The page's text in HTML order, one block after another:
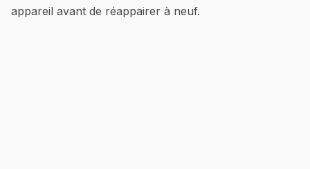
appareil avant de réappairer à neuf.